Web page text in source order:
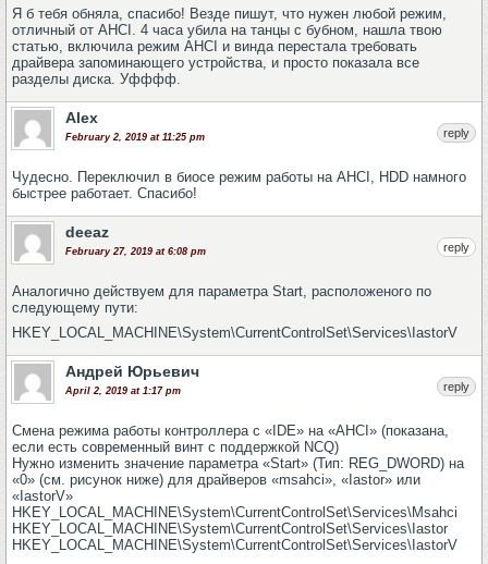
Я б тебя обняла, спасибо! Везде пишут, что нужен любой режим,
отличный от AHCI. 4 часа убила на танцы с бубном, нашла твою
статью, включила режим AHCI и винда перестала требовать
драйвера запоминающего устройства, и просто показала все
разделы диска. Уфффф.
Alex
February 2, 2019 at 11:25 pm
Чудесно. Переключил в биосе режим работы на AHCI, HDD намного
быстрее работает. Спасибо!
reply
deeaz
February 27, 2019 at 6:08 pm
Аналогично действуем для параметра Start, расположеного по
следующему пути:
HKEY_LOCAL_MACHINE\System\CurrentControlSet\Services\IastorV
reply
Андрей Юрьевич
April 2, 2019 at 1:17 pm
Смена режима работы контроллера с «IDE» на «AHCI» (показана,
если есть современный винт с поддержкой NCQ)
Нужно изменить значение параметра «Start» (Тип: REG_DWORD) на
«0» (см. рисунок ниже) для драйверов «msahci», «Iastor» или
«IastorV»
HKEY_LOCAL_MACHINE\System\CurrentControlSet\Services\Msahci
HKEY_LOCAL_MACHINE\System\CurrentControlSet\Services\Iastor
HKEY_LOCAL_MACHINE\System\CurrentControlSet\Services\IastorV
reply